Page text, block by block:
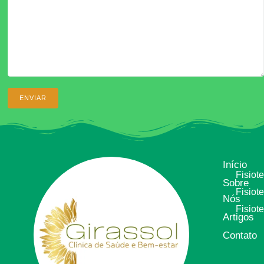
Início
Sobre
Nós
Artigos
Contato